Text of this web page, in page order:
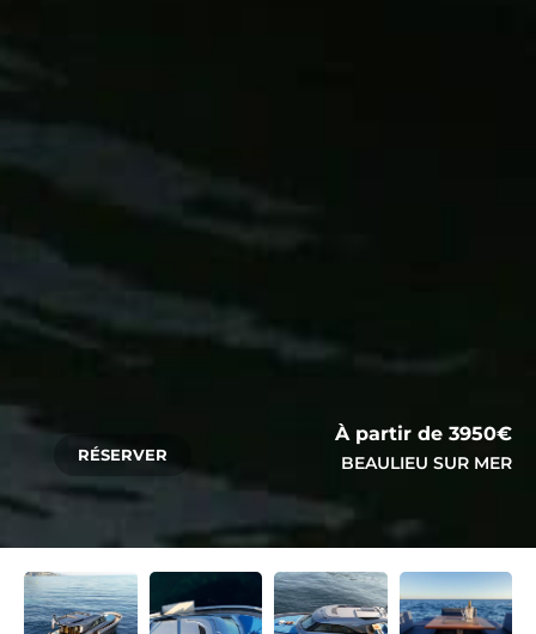
RÉSERVER
À partir de 3950€
BEAULIEU SUR MER